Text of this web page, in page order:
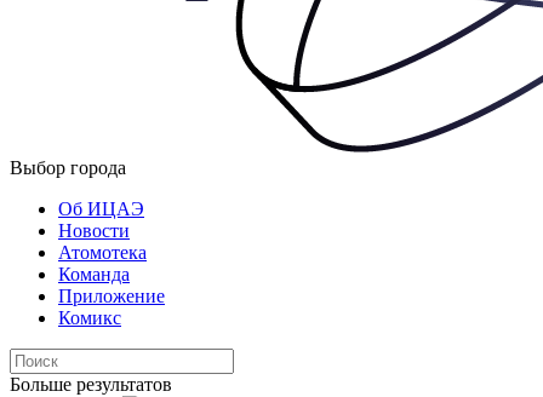
Выбор города
Об ИЦАЭ
Новости
Атомотека
Команда
Приложение
Комикс
Больше результатов